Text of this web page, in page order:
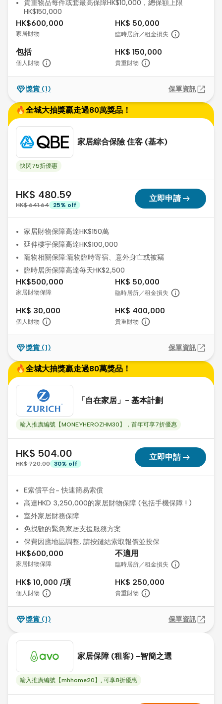
貴重物品每件或套最高保障HK$10,000，總保額上限
HK$150,000
HK$600,000
家居財物
HK$ 50,000
臨時居所／租金損失
包括
個人財物
HK$ 150,000
貴重財物
獎賞 (1) 保單資訊
🔥全城大抽獎贏走過80萬獎品！
家居綜合保險 住客 (基本)
快閃75折優惠
HK$ 480.59
HK$ 641.64 25% off
立即申請arrow_right_alt
家居財物保障高達HK$150萬
延伸樓宇保障高達HK$100,000
寵物相關保障:寵物臨時寄宿、意外身亡或被竊
臨時居所保障高達每天HK$2,500
HK$500,000
家居財物保障
HK$ 50,000
臨時居所／租金損失
HK$ 30,000
個人財物
HK$ 400,000
貴重財物
獎賞 (1) 保單資訊
🔥全城大抽獎贏走過80萬獎品！
「自在家居」- 基本計劃
輸入推廣編號【MONEYHEROZHM30】，首年可享7折優惠
HK$ 504.00
HK$ 720.00 30% off
立即申請arrow_right_alt
E索償平台- 快速簡易索償
高達HKD 3,250,000的家居財物保障 (包括手機保障 ! )
室外家居財務保障
免找數的緊急家居支援服務方案
保費因應地區調整, 請按鏈結索取報價並投保
HK$600,000
家居財物保障
不適用
臨時居所／租金損失
HK$ 10,000 /項
個人財物
HK$ 250,000
貴重財物
獎賞 (1) 保單資訊
家居保障 (租客) -智簡之選
輸入推廣編號【mhhome20】, 可享8折優惠